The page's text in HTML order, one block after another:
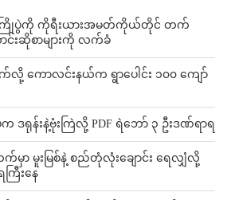
ကြိုပွဲကို ကိုရီးယားအမတ်ကိုယ်တိုင် တက်
င်းဆိုစာများကို လက်ခံ
ေတက်လို့ ကောလင်းနယ်က ရွာပေါင်း ၁၀၀ ကျော်
က ဒရုန်းနဲ့ဗုံးကြဲလို့ PDF ရဲဘော် ၃ ဦးဒဏ်ရာရ
မူးမြစ်နဲ့ စည်တုံလုံးချောင်း ရေလျှံလို့
ကြီးနေ